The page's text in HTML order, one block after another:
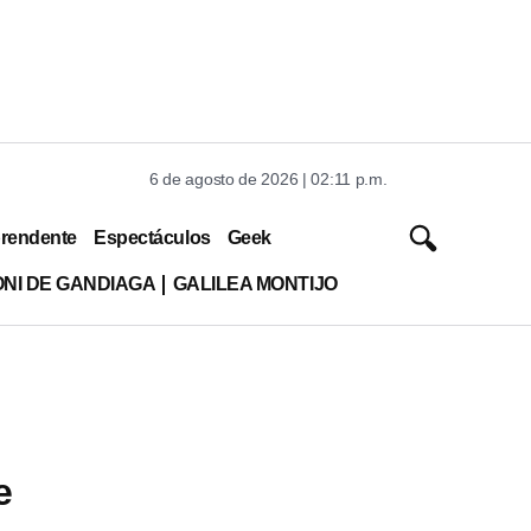
6 de agosto de 2026 | 02:11 p.m.
Espectáculos Geek
DE GANDIAGA GALILEA MONTIJO